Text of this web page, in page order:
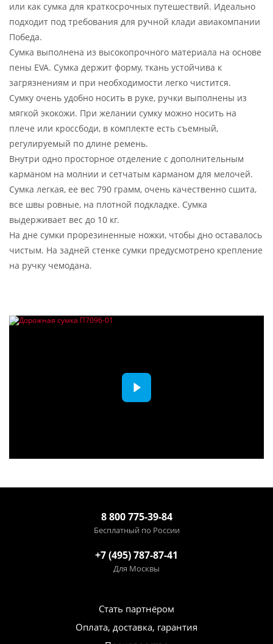
или как сумка для краткосрочных путешествий. Идеально
подходит под требования для ручной клади авиакомпании
Победа.
Сумка выполнена из высокопрочного материала на основе
пены EVA. Сумка держит форму, ткань устойчива к
загрязнениям и при необходимости легко чистится.
Сумку очень удобно носить в руке, ручки выполнены из
мягкой экокожи. При желании сумку можно носить на
плече или кроссбоди, в комплекте есть съемный,
регулируемый по длине ремень.
Внутри одно просторное отделение с дополнительным
карманом на молнии и сетчатым карманом для мелочей.
Сумка легкая, ее вес 790 грамм, очень качественно сшита,
все швы ровные, на плотной подкладке. Сумка
выдерживает вес до 10 кг.
На дне сумки прорезиненные ножки, чтобы дно оставалось
чистым. На задней стенке сумки предусмотрено крепление
на ручку чемодана.
8 800 775-39-84
Бесплатный по России
+7 (495) 787-87-41
Для Москвы
Стать партнёром
Оплата, доставка, гарантия